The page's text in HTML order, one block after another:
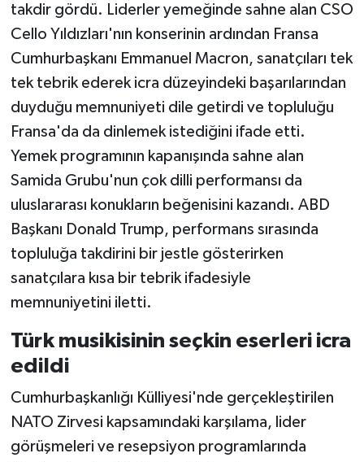
takdir gördü. Liderler yemeğinde sahne alan CSO
Cello Yıldızları'nın konserinin ardından Fransa
Cumhurbaşkanı Emmanuel Macron, sanatçıları tek
tek tebrik ederek icra düzeyindeki başarılarından
duyduğu memnuniyeti dile getirdi ve topluluğu
Fransa'da da dinlemek istediğini ifade etti.
Yemek programının kapanışında sahne alan
Samida Grubu'nun çok dilli performansı da
uluslararası konukların beğenisini kazandı. ABD
Başkanı Donald Trump, performans sırasında
topluluğa takdirini bir jestle gösterirken
sanatçılara kısa bir tebrik ifadesiyle
memnuniyetini iletti.
Türk musikisinin seçkin eserleri icra
edildi
Cumhurbaşkanlığı Külliyesi'nde gerçekleştirilen
NATO Zirvesi kapsamındaki karşılama, lider
görüşmeleri ve resepsiyon programlarında